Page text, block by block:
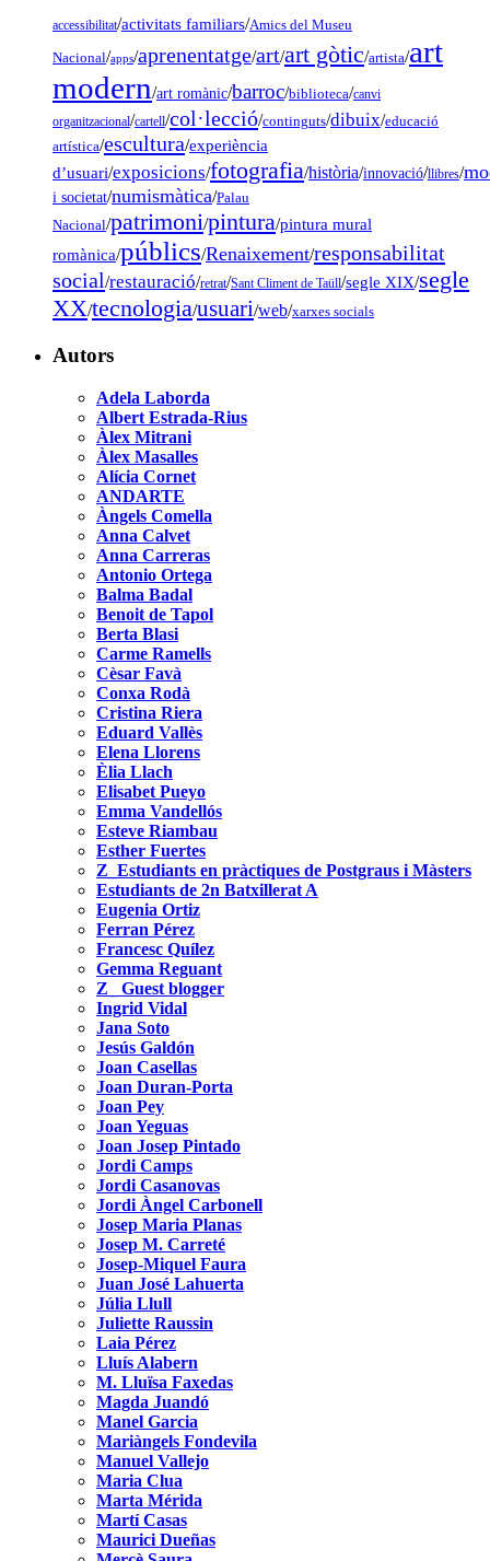
accessibilitat/activitats familiars/Amics del Museu
Nacional/apps/aprenentatge/art/art gòtic/artista/art
modern/art romànic/barroc/biblioteca/canvi
organitzacional/cartell/col·lecció/continguts/dibuix/educació
artística/escultura/experiència
d’usuari/exposicions/fotografia/història/innovació/llibres/
i societat/numismàtica/Palau
Nacional/patrimoni/pintura/pintura mural
romànica/públics/Renaixement/responsabilitat
social/restauració/retrat/Sant Climent de Taüll/segle XIX/segle
XX/tecnologia/usuari/web/xarxes socials
Autors
Adela Laborda
Albert Estrada-Rius
Àlex Mitrani
Àlex Masalles
Alícia Cornet
ANDARTE
Àngels Comella
Anna Calvet
Anna Carreras
Antonio Ortega
Balma Badal
Benoit de Tapol
Berta Blasi
Carme Ramells
Cèsar Favà
Conxa Rodà
Cristina Riera
Eduard Vallès
Elena Llorens
Èlia Llach
Elisabet Pueyo
Emma Vandellós
Esteve Riambau
Esther Fuertes
Z_Estudiants en pràctiques de Postgraus i Màsters
Estudiants de 2n Batxillerat A
Eugenia Ortiz
Ferran Pérez
Francesc Quílez
Gemma Reguant
Z_ Guest blogger
Ingrid Vidal
Jana Soto
Jesús Galdón
Joan Casellas
Joan Duran-Porta
Joan Pey
Joan Yeguas
Joan Josep Pintado
Jordi Camps
Jordi Casanovas
Jordi Àngel Carbonell
Josep Maria Planas
Josep M. Carreté
Josep-Miquel Faura
Juan José Lahuerta
Júlia Llull
Juliette Raussin
Laia Pérez
Lluís Alabern
M. Lluïsa Faxedas
Magda Juandó
Manel Garcia
Mariàngels Fondevila
Manuel Vallejo
Maria Clua
Marta Mérida
Martí Casas
Maurici Dueñas